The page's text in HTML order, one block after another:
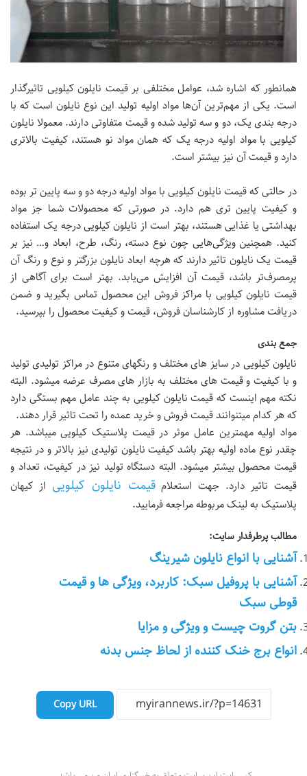
همانطور که اشاره شد، عوامل مختلفی بر قیمت نایلون کیلویی تاثیرگذار
است. یکی از مهم‌ترین آن‌ها مواد اولیه تولید این نوع نایلون است که با
درجه بندی یک، دو و سه تولید شده و قیمت متفاوتی دارند. معمولا نایلون
کیلویی با مواد اولیه درجه یک که همان مواد نو هستند، کیفیت بالاتری
دارد و قیمت آن نیز بیشتر است.
در حالتی که قیمت نایلون کیلویی با مواد اولیه درجه دو و سه پایین تر بوده
و کیفیت پایین تری هم دارد. در صورتی که محصولات شما جز مواد
بهداشتی یا غذایی هستند، بهتر است از نایلون کیلویی درجه یک استفاده
کنید. همچنین ویژگی‌هایی چون نوع دسته، رنگ، طرح، ابعاد و… نیز بر
قیمت یک نایلون تاثیر دارند که هرچه ابعاد نایلون بزرگتر و نوع و رنگ آن
پرمصرف‌تر باشد، قیمت آن افزایش می‌یابد. بهتر است برای آگاهی از
قیمت نایلون کیلویی با مراکز فروش این محصول تماس بگیرید و ضمن
دریافت مشاوره از کارشناسان فروش، قیمت و کیفیت محصول را بپرسید.
جمع بندی
نایلون کیلویی در سایز های مختلف و رنگهای متنوع در مراکز تولیدی تولید
و با کیفیت و قیمت های مختلف به بازار های مصرف عرضه میشود. البته
نکته مهم اینست که قیمت نایلون کیلویی به چند عامل مهم بستگی دارد
که هر کدام میتنوانند قیمت فروش و خرید عمده را تحت تاثیر قرار دهند.
مواد اولیه مهمترین عامل موثر در قیمت پلاستیک کیلویی میباشد. هر
چقدر نوع ماده اولیه بهتر باشد کیفیت نایلون تولیدی نیز بالاتر و در نتیجه
قیمت محصول بیشتر میشود. البته دستگاه تولید نیز در کیفیت، تعداد و
قیمت تاثیر دارد. جهت استعلامقیمت نایلون کیلویی از کیهان
پلاستیک به لینک مربوطه مراجعه فرمایید.
مطالب پرطرفدار سایت:
آشنایی با انواع نایلون شیرینگ
آشنایی با پروفیل سبک: کاربرد، ویژگی ها و قیمت
قوطی سبک
بتن گروت چیست و ویژگی و مزایا
انواع برج خنک کننده از لحاظ جنس بدنه
Copy URL